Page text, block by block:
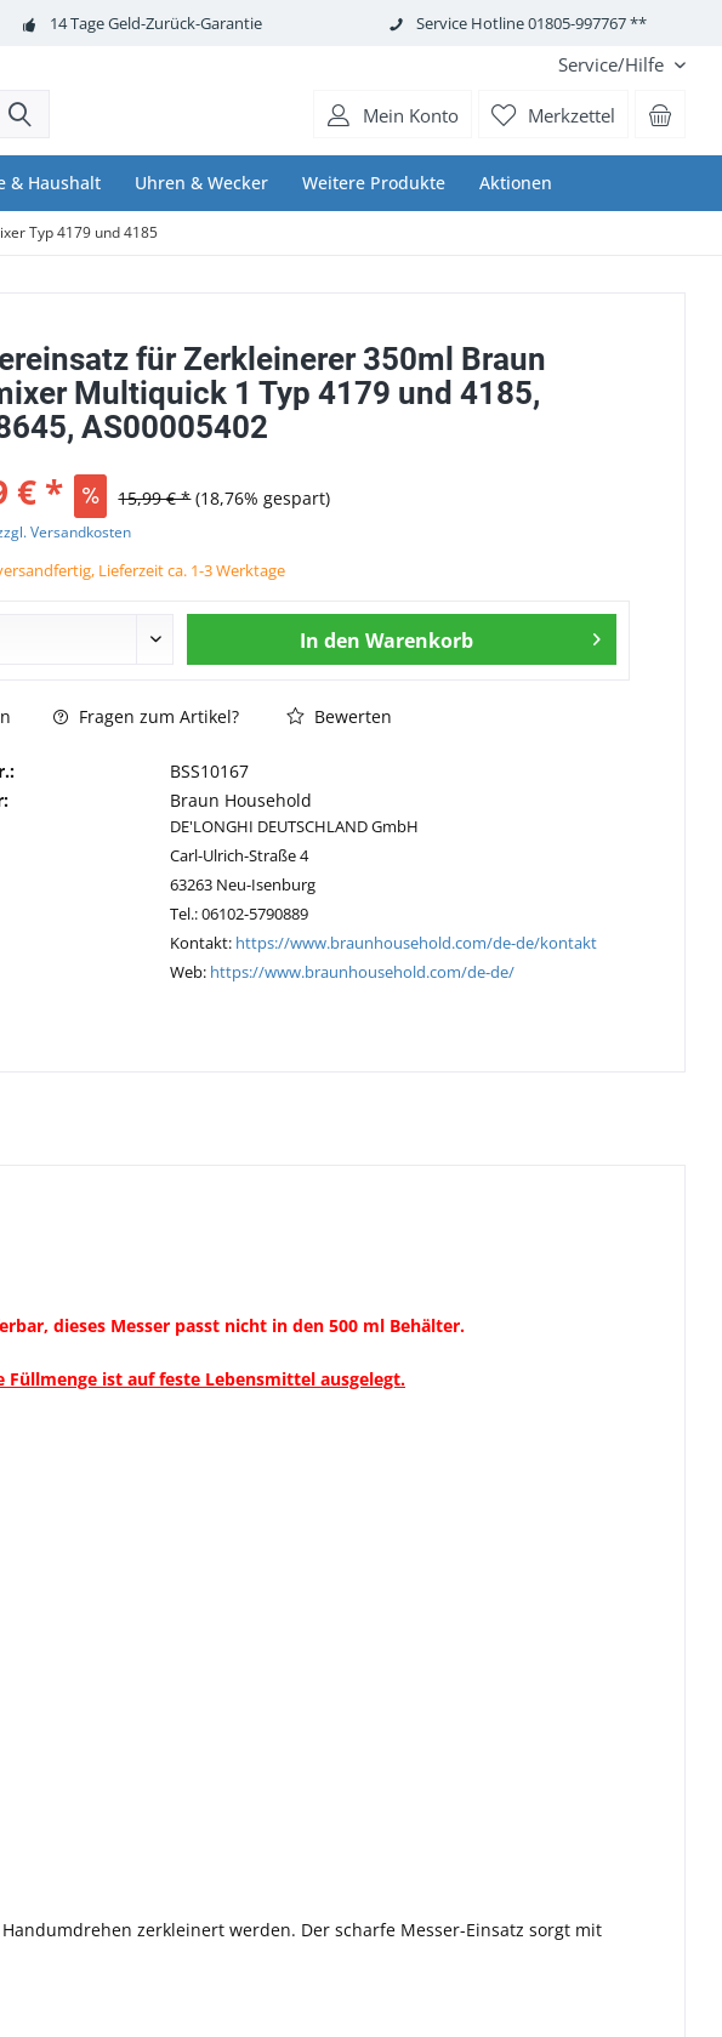
14 Tage Geld-Zurück-Garantie Service Hotline 01805-997767 **
Service/Hilfe
Merkzettel
Mein Konto
& Haushalt Uhren & Wecker Weitere Produkte Aktionen
Typ 4179 und 4185
für Zerkleinerer 350ml Braun
Multiquick 1 Typ 4179 und 4185,
AS00005402
€ * 15,99 € * (18,76% gespart)
Versandkosten
Lieferzeit ca. 1-3 Werktage
In den Warenkorb
Fragen zum Artikel? Bewerten
BSS10167
Braun Household
DE'LONGHI DEUTSCHLAND GmbH
Carl-Ulrich-Straße 4
63263 Neu-Isenburg
Tel.: 06102-5790889
Kontakt: https://www.braunhousehold.com/de-de/kontakt
Web: https://www.braunhousehold.com/de-de/
dieses Messer passt nicht in den 500 ml Behälter.
ist auf feste Lebensmittel ausgelegt.
zerkleinert werden. Der scharfe Messer-Einsatz sorgt mit